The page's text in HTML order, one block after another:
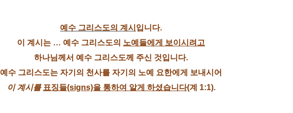
예수 그리스도의 계시 입니다.
이 계시는 … 예수 그리스도의 노예들에게 보이시려고
하나님께서 예수 그리스도께 주신 것입니다.
예수 그리스도는 자기의 천사를 자기의 노예 요한에게 보내시어
이 계시를 표징들(signs)을 통하여 알게 하셨습니다(계 1:1).